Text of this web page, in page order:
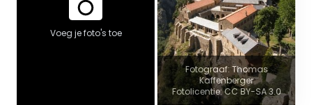
Voeg je foto's toe
Fotograaf: Thomas
Kaffenberger
Fotolicentie: CC BY-SA 3.0